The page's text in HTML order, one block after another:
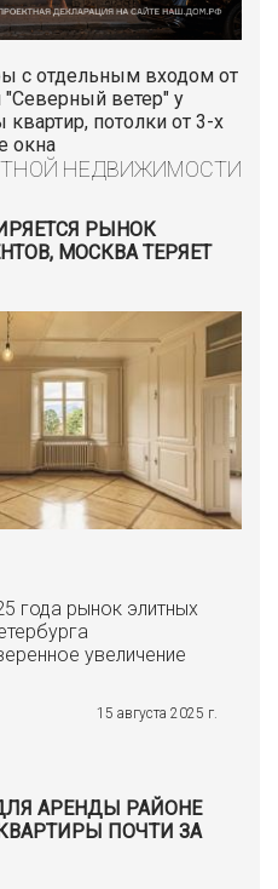
с отдельным входом от
"Северный ветер" у
потолки от 3-х
окна
НЕДВИЖИМОСТИ
РЫНОК
МОСКВА ТЕРЯЕТ
года рынок элитных
увеличение
15 августа 2025 г.
АРЕНДЫ РАЙОНЕ
ПОЧТИ ЗА